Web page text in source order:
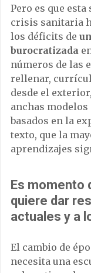
Pero es que
crisis sanitaria
los déficits de
burocratizada
números de las
rellenar,
desde el
anchas
basados en la
texto, que la
aprendizajes
Es momento
quiere dar
actuales y a
El cambio de
necesita una